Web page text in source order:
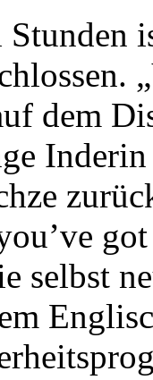
dem
selbst